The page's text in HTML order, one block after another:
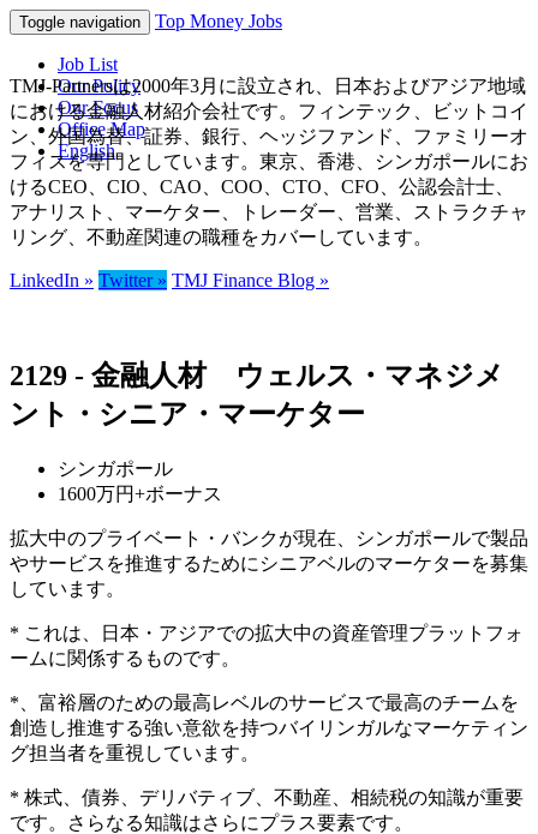
Toggle navigation Top Money Jobs
Job List
Our Policy
Our Focus
Office Map
English
TMJ-Partnersは2000年3月に設立され、日本およびアジア地域
における金融人材紹介会社です。フィンテック、ビットコイ
ン、外国為替、証券、銀行、ヘッジファンド、ファミリーオ
フィスを専門としています。東京、香港、シンガポールにお
けるCEO、CIO、CAO、COO、CTO、CFO、公認会計士、
アナリスト、マーケター、トレーダー、営業、ストラクチャ
リング、不動産関連の職種をカバーしています。
LinkedIn » Twitter » TMJ Finance Blog »
2129 - 金融人材 ウェルス・マネジメ
ント・シニア・マーケター
シンガポール
1600万円+ボーナス
拡大中のプライベート・バンクが現在、シンガポールで製品
やサービスを推進するためにシニアベルのマーケターを募集
しています。
* これは、日本・アジアでの拡大中の資産管理プラットフォ
ームに関係するものです。
*、富裕層のための最高レベルのサービスで最高のチームを
創造し推進する強い意欲を持つバイリンガルなマーケティン
グ担当者を重視しています。
* 株式、債券、デリバティブ、不動産、相続税の知識が重要
です。さらなる知識はさらにプラス要素です。